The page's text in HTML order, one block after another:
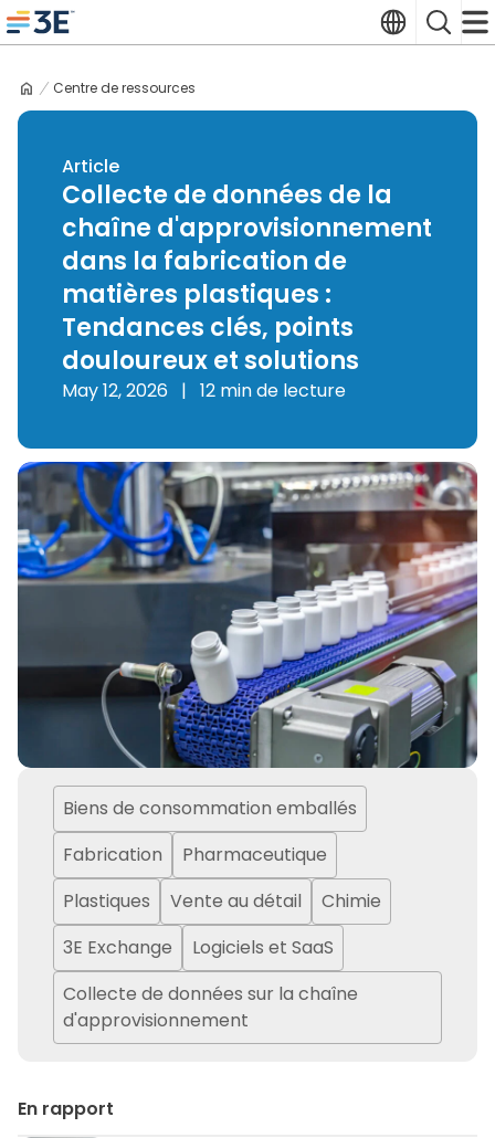
Skip
to
3E home
TranslateSearch
Centre de ressources
Article
Collecte de données de la
chaîne d'approvisionnement
dans la fabrication de
matières plastiques :
Tendances clés, points
douloureux et solutions
May 12, 2026 | 12 min de lecture
Biens de consommation emballés
Fabrication
Pharmaceutique
Plastiques
Vente au détail
Chimie
3E Exchange
Logiciels et SaaS
Collecte de données sur la chaîne
d'approvisionnement
En rapport